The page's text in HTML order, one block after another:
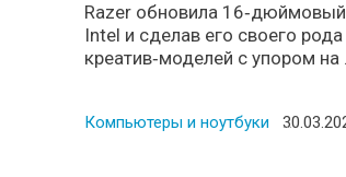
Razer обновила 16‑дюймовый
Intel и сделав его своего
креатив‑моделей с упором на
Компьютеры и ноутбуки Posted